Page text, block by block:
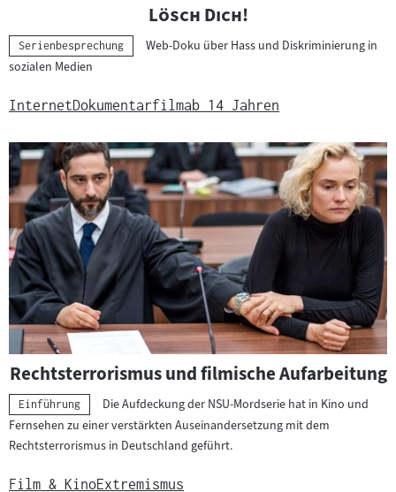
"
Lösch Dich!"
Kategorie:
Serienbesprechung
Web-Doku über Hass und Diskriminierung in
sozialen Medien
InternetDokumentarfilmab 14 Jahren
Rechtsterrorismus und filmische Aufarbeitung
Kategorie:
Einführung
Die Aufdeckung der NSU-Mordserie hat in Kino und
Fernsehen zu einer verstärkten Auseinandersetzung mit dem
Rechtsterrorismus in Deutschland geführt.
Film & KinoExtremismus